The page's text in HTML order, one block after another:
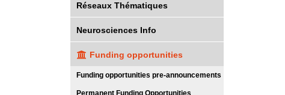
Réseaux Thématiques
Neurosciences Info
Funding opportunities
Funding opportunities pre-announcements
Permanent Funding Opportunities